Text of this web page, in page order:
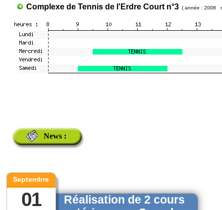
Complexe de Tennis de l'Erdre Court n°3 ( année : 2008
News :
Septembre
01
Réalisation de 2 cours